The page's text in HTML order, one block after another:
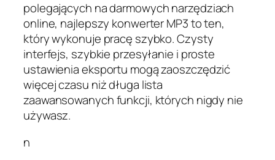
polegających na darmowych narzędziach
online, najlepszy konwerter MP3 to ten,
który wykonuje pracę szybko. Czysty
interfejs, szybkie przesyłanie i proste
ustawienia eksportu mogą zaoszczędzić
więcej czasu niż długa lista
zaawansowanych funkcji, których nigdy nie
używasz.
n